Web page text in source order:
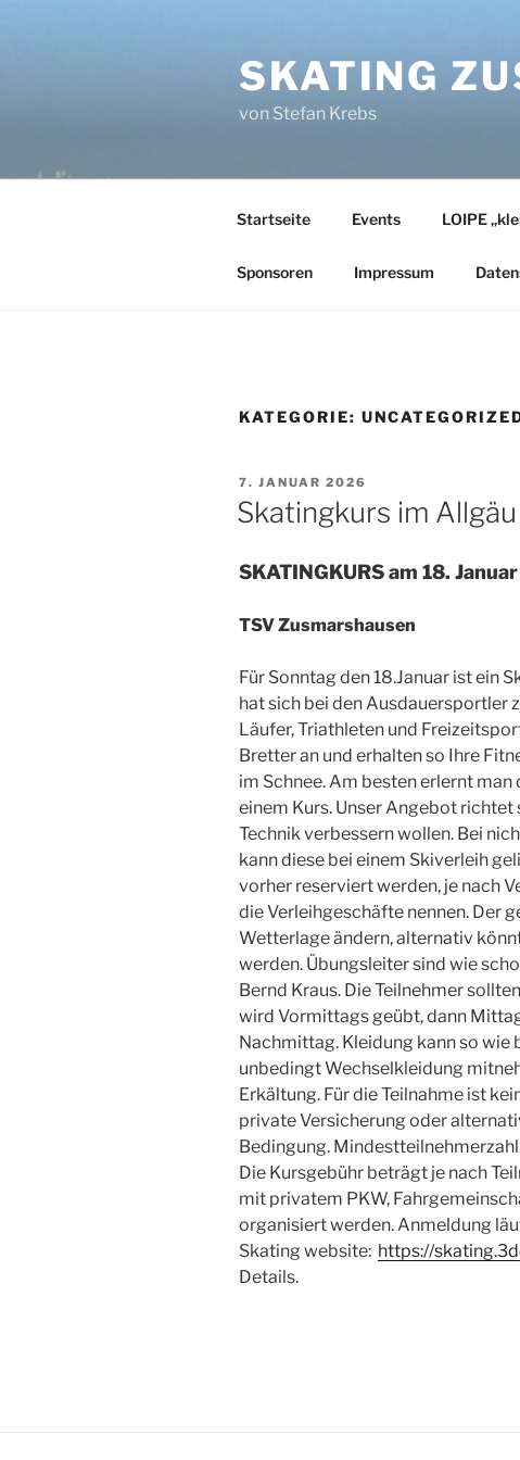
SKATING
von Stefan Krebs
Startseite Events LOIPE
Sponsoren Impressum
KATEGORIE:
VERÖFFENTLICHT
AM
7. JANUAR 2026
Skatingkurs im
SKATINGKURS am 18.
TSV Zusmarshausen
Für Sonntag den 18.Januar ist ein
hat sich bei den Ausdauersportler
Läufer, Triathleten und
Bretter an und erhalten so Ihre
im Schnee. Am besten erlernt
einem Kurs. Unser Angebot
Technik verbessern wollen. Bei
kann diese bei einem Skiverleih
vorher reserviert werden, je nach
die Verleihgeschäfte nennen. Der
Wetterlage ändern, alternativ
werden. Übungsleiter sind wie
Bernd Kraus. Die Teilnehmer
wird Vormittags geübt, dann
Nachmittag. Kleidung kann so wie
unbedingt Wechselkleidung
Erkältung. Für die Teilnahme ist
private Versicherung oder
Bedingung.
Die Kursgebühr beträgt je nach
mit privatem PKW,
organisiert werden. Anmeldung
Skating website: https://
Details.